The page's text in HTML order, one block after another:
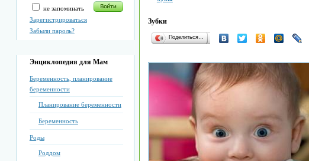
не запоминать
Зарегистрироваться
Забыли пароль?
Энциклопедия для Мам
Беременность, планирование
беременности
Планирование беременности
Беременность
Роды
Роддом
Зубки
Поделиться…